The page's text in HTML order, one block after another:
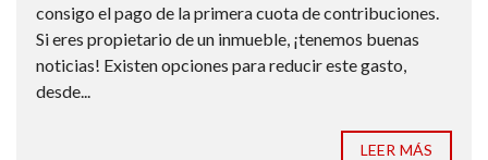
consigo el pago de la primera cuota de contribuciones.
Si eres propietario de un inmueble, ¡tenemos buenas
noticias! Existen opciones para reducir este gasto,
desde...
LEER MÁS